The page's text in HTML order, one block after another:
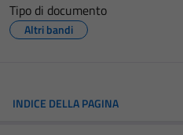
Tipo di documento
Altri bandi
INDICE DELLA PAGINA